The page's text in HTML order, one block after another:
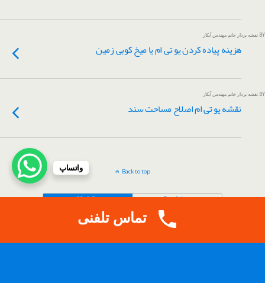
BY نقشه بردار خانم مهندس آبکار
هزینه پیاده کردن یو تی ام یا میخ کوبی زمین
BY نقشه بردار خانم مهندس آبکار
نقشه یو تی ام اصلاح مساحت سند
Back to top
Mobile Desktop
Tech Tips CopyProtect Wordpress Blogs
واتساپ
تماس تلفنی